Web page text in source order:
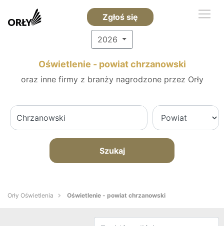
Zgłoś się
2026
Oświetlenie - powiat chrzanowski
oraz inne firmy z branży nagrodzone przez Orły
Szukaj
Orły Oświetlenia Oświetlenie - powiat chrzanowski